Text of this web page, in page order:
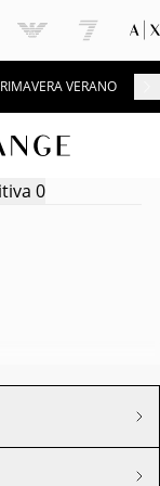
VERANO